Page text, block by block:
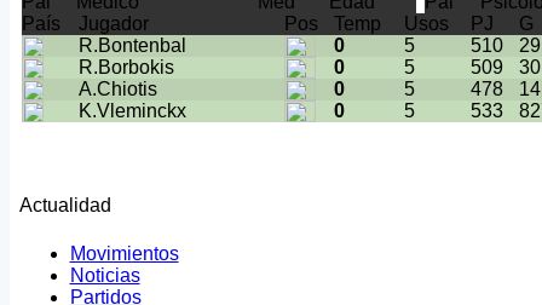
País
Jugador Pos Temp Usos PJ
G
R.Bontenbal
0 5 510
29
R.Borbokis
0 5 509
30
A.Chiotis
0 5 478
14
K.Vleminckx
0 5 533
Actualidad
Movimientos
Noticias
Partidos